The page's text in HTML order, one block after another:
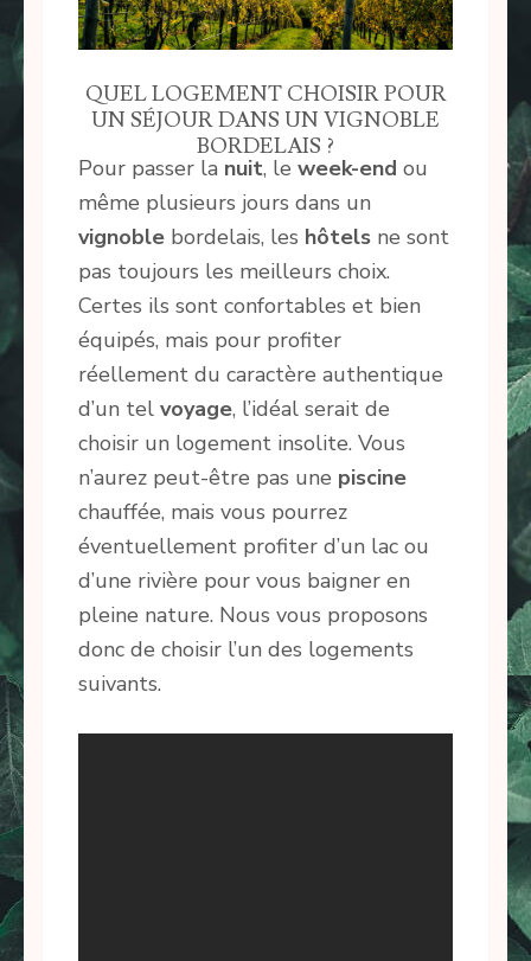
QUEL LOGEMENT CHOISIR POUR
UN SÉJOUR DANS UN VIGNOBLE
BORDELAIS ?
Pour passer la nuit, le week-end ou
même plusieurs jours dans un
vignoble bordelais, les hôtels ne sont
pas toujours les meilleurs choix.
Certes ils sont confortables et bien
équipés, mais pour profiter
réellement du caractère authentique
d’un tel voyage, l’idéal serait de
choisir un logement insolite. Vous
n’aurez peut-être pas une piscine
chauffée, mais vous pourrez
éventuellement profiter d’un lac ou
d’une rivière pour vous baigner en
pleine nature. Nous vous proposons
donc de choisir l’un des logements
suivants.